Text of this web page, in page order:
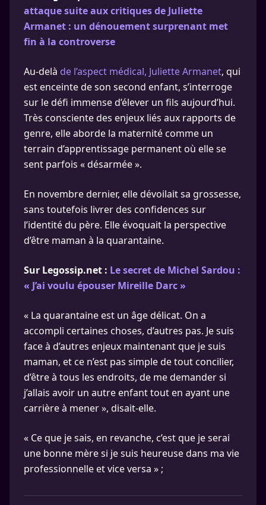
attaque suite aux critiques de Juliette
Armanet : un dénouement surprenant met
fin à la controverse
Au-delà de l’aspect médical, Juliette Armanet, qui
est enceinte de son second enfant, s’interroge
sur le défi immense d’élever un fils aujourd’hui.
Très consciente des enjeux liés aux rapports de
genre, elle aborde la maternité comme un
terrain d’apprentissage permanent où elle se
sent parfois « désarmée ».
En novembre dernier, elle dévoilait sa grossesse,
sans toutefois livrer des confidences sur
l’identité du père. Elle évoquait la perspective
d’être maman à la quarantaine.
Sur Legossip.net : Le secret de Michel Sardou :
« J’ai voulu épouser Mireille Darc »
« La quarantaine est un âge délicat. On a
accompli certaines choses, d’autres pas. Je suis
face à d’autres enjeux maintenant que je suis
maman, et ce n’est pas simple de tout concilier,
d’être à tous les endroits, de me demander si
j’allais avoir un autre enfant tout en ayant une
carrière à mener », disait-elle.
« Ce que je sais, en revanche, c’est que je serai
une bonne mère si je suis heureuse dans ma vie
professionnelle et vice versa » ;